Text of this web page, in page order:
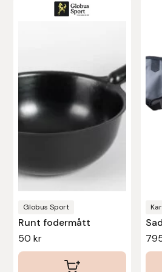
Globus Sport
Runt fodermått
50kr
Lysi Ehf
Metalab
Muck Boot Company